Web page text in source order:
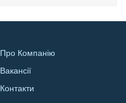
Про Компанію
Вакансії
Контакти